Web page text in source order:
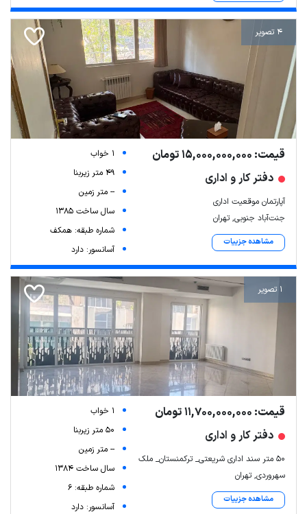
4 تصویر
قیمت: 15,000,000,000 تومان
دفتر کار و اداری
آپارتمان موقعیت اداری
جنت‌آباد جنوبی, تهران
مشاهده جزییات
1 خواب
49 متر زیربنا
-- متر زمین
سال ساخت 1385
شماره طبقه: همکف
آسانسور: دارد
1 تصویر
قیمت: 11,700,000,000 تومان
دفتر کار و اداری
50 متر سند اداری شریعتی_ ترکمنستان_ ملک
سهروردی, تهران
مشاهده جزییات
1 خواب
50 متر زیربنا
-- متر زمین
سال ساخت 1384
شماره طبقه: 6
آسانسور: دارد